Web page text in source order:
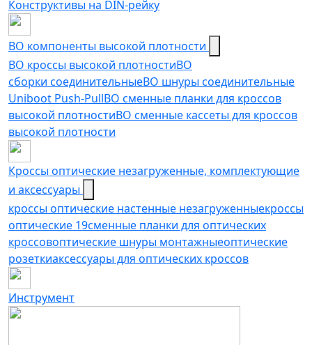
Конструктивы на DIN-рейку
ВО компоненты высокой плотности
ВО кроссы высокой плотностиВО
сборки соединительныеВО шнуры соединительные
Uniboot Push-PullВО сменные планки для кроссов
высокой плотностиВО сменные кассеты для кроссов
высокой плотности
Кроссы оптические незагруженные, комплектующие
и аксессуары
кроссы оптические настенные незагруженныекроссы
оптические 19сменные планки для оптических
кроссовоптические шнуры монтажныеоптические
розеткиаксессуары для оптических кроссов
Инструмент